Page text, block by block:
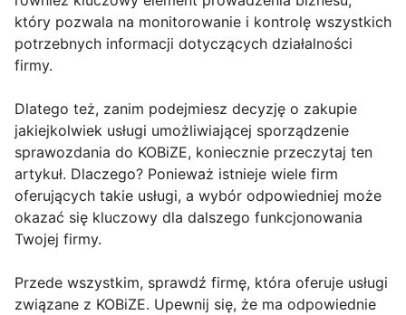
który pozwala na monitorowanie i kontrolę wszystkich
potrzebnych informacji dotyczących działalności
firmy.
Dlatego też, zanim podejmiesz decyzję o zakupie
jakiejkolwiek usługi umożliwiającej sporządzenie
sprawozdania do KOBiZE, koniecznie przeczytaj ten
artykuł. Dlaczego? Ponieważ istnieje wiele firm
oferujących takie usługi, a wybór odpowiedniej może
okazać się kluczowy dla dalszego funkcjonowania
Twojej firmy.
Przede wszystkim, sprawdź firmę, która oferuje usługi
związane z KOBiZE. Upewnij się, że ma odpowiednie